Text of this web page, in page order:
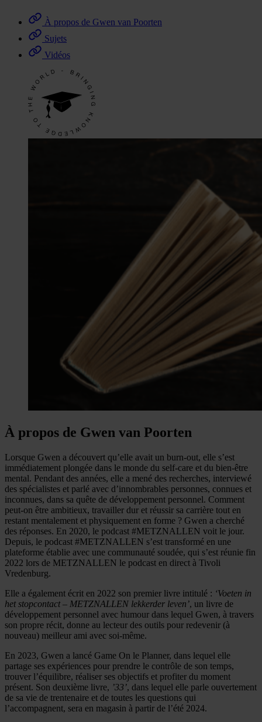
À propos de Gwen van Poorten
Sujets
Vidéos
À propos de Gwen van Poorten
Lorsque Gwen a découvert qu’elle avait un burn-out, elle s’est
immédiatement plongée dans le monde du self-care et du bien-être
mental. Pendant des années, elle a mené des recherches, interviewé
des spécialistes et parlé avec d’innombrables personnes, connues et
inconnues, dans sa quête de développement personnel. Comment
peut-on être ambitieux, travailler dur et réussir sa carrière tout en
restant mentalement et physiquement en forme ? Gwen a cherché
des réponses. En 2020, le podcast #METZNALLEN voit le jour.
Depuis, le podcast #METZNALLEN s’est transformé en une
plateforme établie avec une communauté soudée, qui s’est réunie fin
2022 lors de METZNALLEN le podcast en direct à Tivoli
Vredenburg.
Elle a également écrit en 2022 son premier livre intitulé : ‘Voeten in
het stopcontact – METZNALLEN lekkerder leven’, un livre de
développement personnel avec humour dans lequel Gwen, à travers
son propre récit, donne au lecteur des outils pour redevenir (à
nouveau) meilleur ami avec soi-même.
En 2023, Gwen a lancé Game On le Planner, dans lequel elle
partage ses expériences pour prendre le contrôle de son temps,
trouver l’équilibre, réaliser ses objectifs et profiter du moment
présent. Son deuxième livre, ’33’, dans lequel elle parle ouvertement
de sa vie de trentenaire et de toutes les questions qui
l’accompagnent, sera en magasin à partir de l’été 2024.